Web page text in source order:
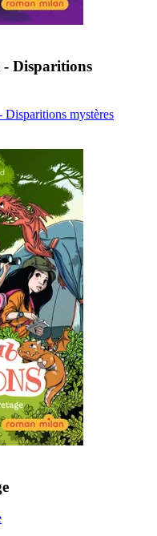
- Disparitions
Disparitions mystères